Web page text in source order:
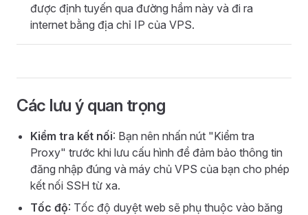
được định tuyến qua đường hầm này và đi ra
internet bằng địa chỉ IP của VPS.
Các lưu ý quan trọng
Kiểm tra kết nối: Bạn nên nhấn nút "Kiểm tra
Proxy" trước khi lưu cấu hình để đảm bảo thông tin
đăng nhập đúng và máy chủ VPS của bạn cho phép
kết nối SSH từ xa.
Tốc độ: Tốc độ duyệt web sẽ phụ thuộc vào băng